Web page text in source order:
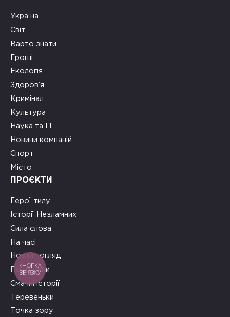
Україна
Світ
Варто знати
Гроші
Екологія
Здоров’я
Кримінал
Культура
Наука та ІТ
Новини компаній
Спорт
Місто
ПРОЄКТИ
Герої тилу
Історії Незламних
Сила слова
На часі
Новий погляд
Подружки
Смачні історії
Теревеньки
Точка зору
КНОПКА
ЗВ'ЯЗКУ